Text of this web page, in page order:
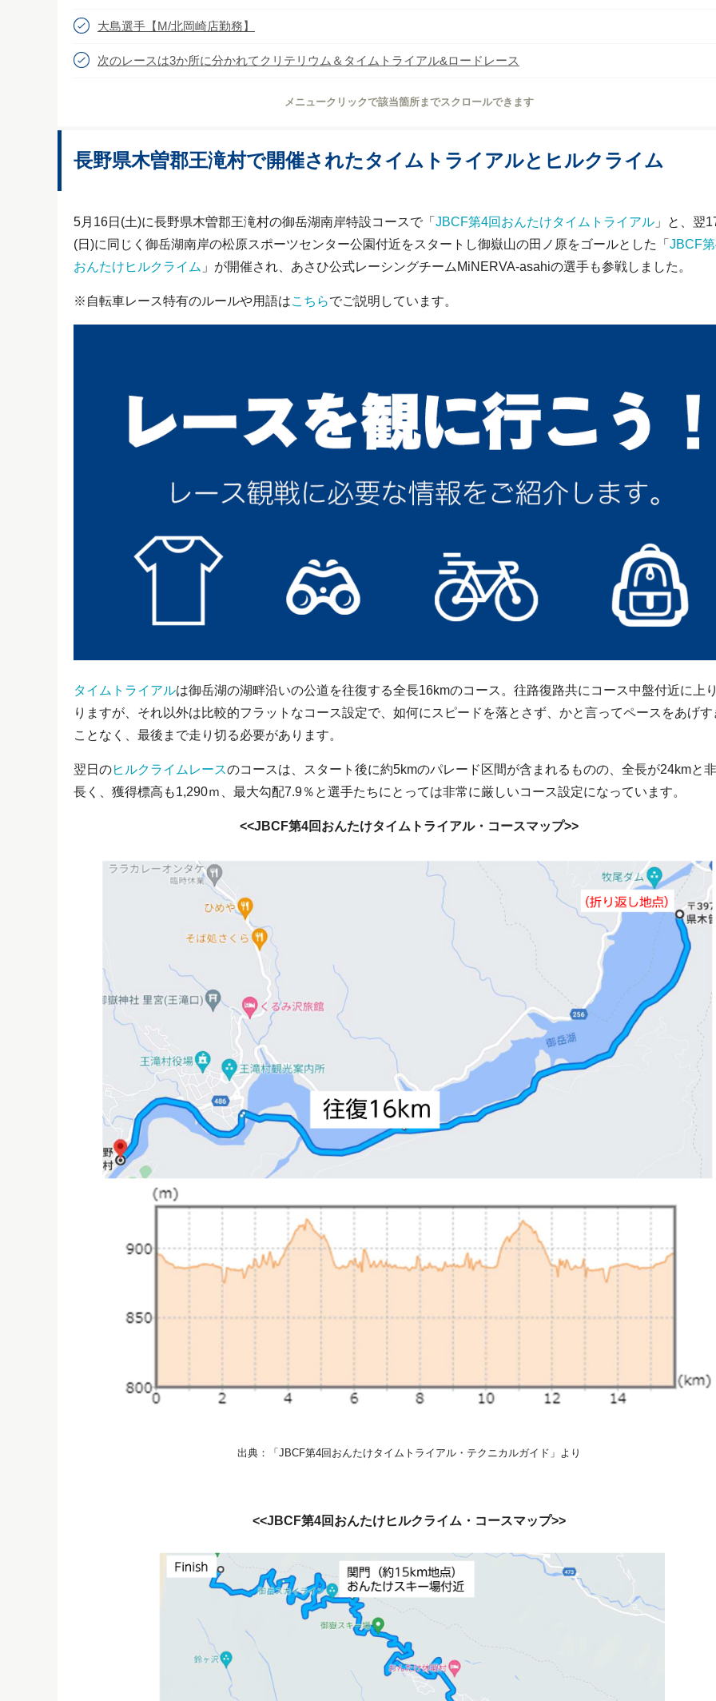
大島選手【M/北岡崎店勤務】
次のレースは3か所に分かれてクリテリウム＆タイムトライアル&ロードレース
メニュークリックで該当箇所までスクロールできます
長野県木曽郡王滝村で開催されたタイムトライアルとヒルクライム
5月16日(土)に長野県木曽郡王滝村の御岳湖南岸特設コースで「 JBCF第4回おんたけタイムトライアル 」と、翌
(日)に同じく御岳湖南岸の松原スポーツセンター公園付近をスタートし御嶽山の田ノ原をゴールとした「 JBCF第
おんたけヒルクライム 」が開催され、あさひ公式レーシングチームMiNERVA-asahiの選手も参戦しました。
※自転車レース特有のルールや用語はこちらでご説明しています。
タイムトライアルは御岳湖の湖畔沿いの公道を往復する全長16kmのコース。往路復路共にコース中盤付近に上
りますが、それ以外は比較的フラットなコース設定で、如何にスピードを落とさず、かと言ってペースをあげす
ことなく、最後まで走り切る必要があります。
翌日のヒルクライムレースのコースは、スタート後に約5kmのパレード区間が含まれるものの、全長が24kmと
長く、獲得標高も1,290ｍ、最大勾配7.9％と選手たちにとっては非常に厳しいコース設定になっています。
<<JBCF第4回おんたけタイムトライアル・コースマップ>>
出典：「JBCF第4回おんたけタイムトライアル・テクニカルガイド」より
<<JBCF第4回おんたけヒルクライム・コースマップ>>